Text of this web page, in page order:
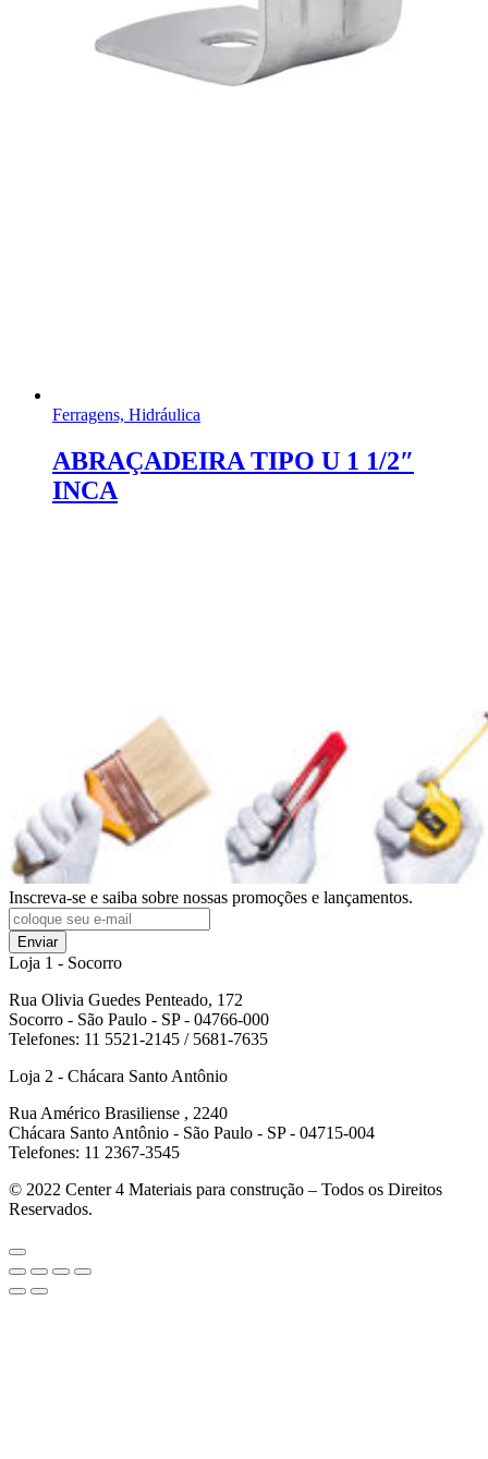
Ferragens, Hidráulica
ABRAÇADEIRA TIPO U 1 1/2″
INCA
Inscreva-se e saiba sobre nossas promoções e lançamentos.
Enviar
Loja 1 - Socorro
Rua Olivia Guedes Penteado, 172
Socorro - São Paulo - SP - 04766-000
Telefones: 11 5521-2145 / 5681-7635
Loja 2 - Chácara Santo Antônio
Rua Américo Brasiliense , 2240
Chácara Santo Antônio - São Paulo - SP - 04715-004
Telefones: 11 2367-3545
© 2022 Center 4 Materiais para construção – Todos os Direitos
Reservados.